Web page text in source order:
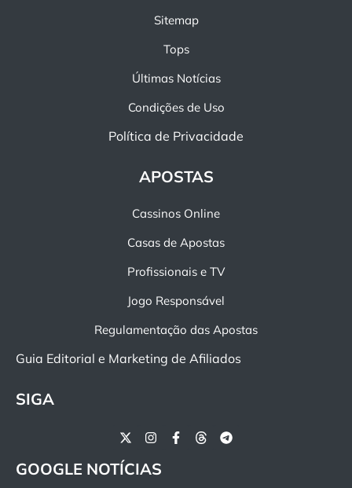
Sitemap
Tops
Últimas Notícias
Condições de Uso
Política de Privacidade
APOSTAS
Cassinos Online
Casas de Apostas
Profissionais e TV
Jogo Responsável
Regulamentação das Apostas
Guia Editorial e Marketing de Afiliados
SIGA
GOOGLE NOTÍCIAS